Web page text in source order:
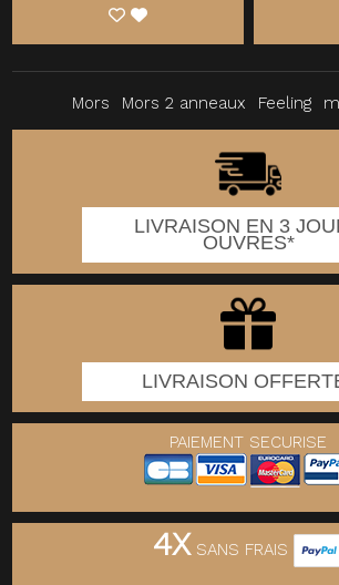
Mors Mors 2 anneaux Feeling
LIVRAISON EN 3
OUVRES*
LIVRAISON
PAIEMENT SECURISE
4XSANS FRAIS